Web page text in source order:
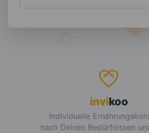
invikoo
Individuelle
nach Deinen Bedürfnissen